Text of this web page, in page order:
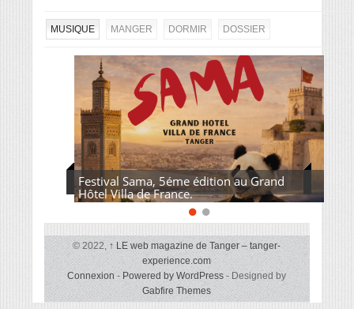
MUSIQUE MANGER DORMIR DOSSIER
Festival Sama, 5éme édition au Grand
Hôtel Villa de France.
© 2022,↑ LE web magazine de Tanger – tanger-
experience.com
Connexion-Powered by WordPress- Designed by
Gabfire Themes